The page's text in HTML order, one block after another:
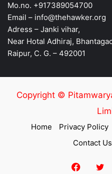
Mo.no. +917389054700
Email – info@thehawker.org
Adress – Janki vihar,
Near Hotal Adhiraj,
Raipur, C. G. – 492001
Copyright ©
Home Privacy Policy
Contact Us